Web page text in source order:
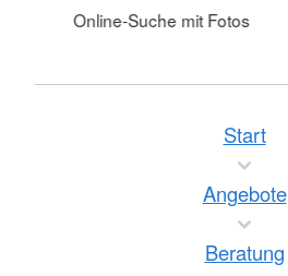
Online-Suche mit Fotos
Start
Angebote
Beratung